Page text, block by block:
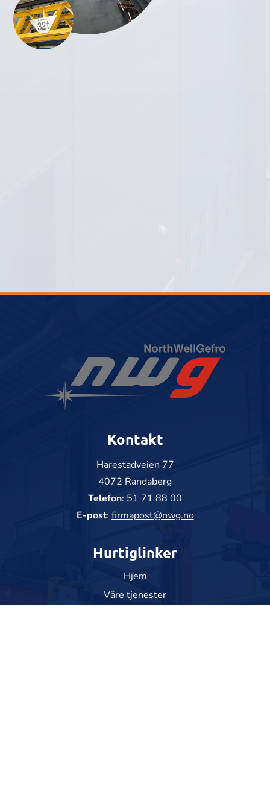
Kontakt
Harestadveien 77
4072 Randaberg
Telefon: 51 71 88 00
E-post: firmapost@nwg.no
Hurtiglinker
Hjem
Våre tjenester